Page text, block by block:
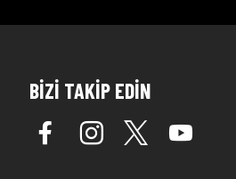
BİZİ TAKİP EDİN